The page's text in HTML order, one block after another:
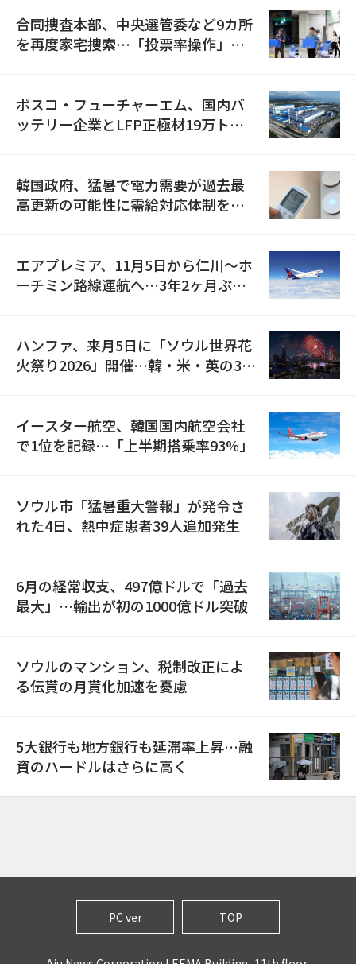
合同捜査本部、中央選管委など9カ所
を再度家宅捜索…「投票率操作」の
ポスコ・フューチャーエム、国内バ
ッテリー企業とLFP正極材19万トン
韓国政府、猛暑で電力需要が過去最
高更新の可能性に需給対応体制を点
エアプレミア、11月5日から仁川〜ホ
ーチミン路線運航へ…3年2ヶ月ぶり
ハンファ、来月5日に「ソウル世界花
火祭り2026」開催…韓・米・英の3カ
イースター航空、韓国国内航空会社
で1位を記録…「上半期搭乗率93%」
ソウル市「猛暑重大警報」が発令さ
れた4日、熱中症患者39人追加発生
6月の経常収支、497億ドルで「過去
最大」…輸出が初の1000億ドル突破
ソウルのマンション、税制改正によ
る伝貰の月貰化加速を憂慮
5大銀行も地方銀行も延滞率上昇…融
資のハードルはさらに高く
PC ver TOP